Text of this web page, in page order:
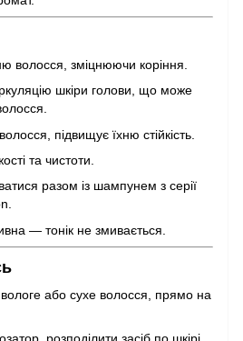
волосся, зміцнюючи коріння.
шкіри голови, що може
підвищує їхню стійкість.
та чистоти.
разом із шампунем з серії
— тонік не змивається.
або сухе волосся, прямо на